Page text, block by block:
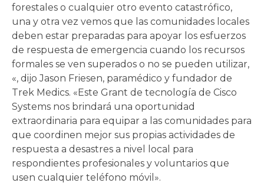
forestales o cualquier otro evento catastrófico,
una y otra vez vemos que las comunidades locales
deben estar preparadas para apoyar los esfuerzos
de respuesta de emergencia cuando los recursos
formales se ven superados o no se pueden utilizar,
«, dijo Jason Friesen, paramédico y fundador de
Trek Medics. «Este Grant de tecnología de Cisco
Systems nos brindará una oportunidad
extraordinaria para equipar a las comunidades para
que coordinen mejor sus propias actividades de
respuesta a desastres a nivel local para
respondientes profesionales y voluntarios que
usen cualquier teléfono móvil».